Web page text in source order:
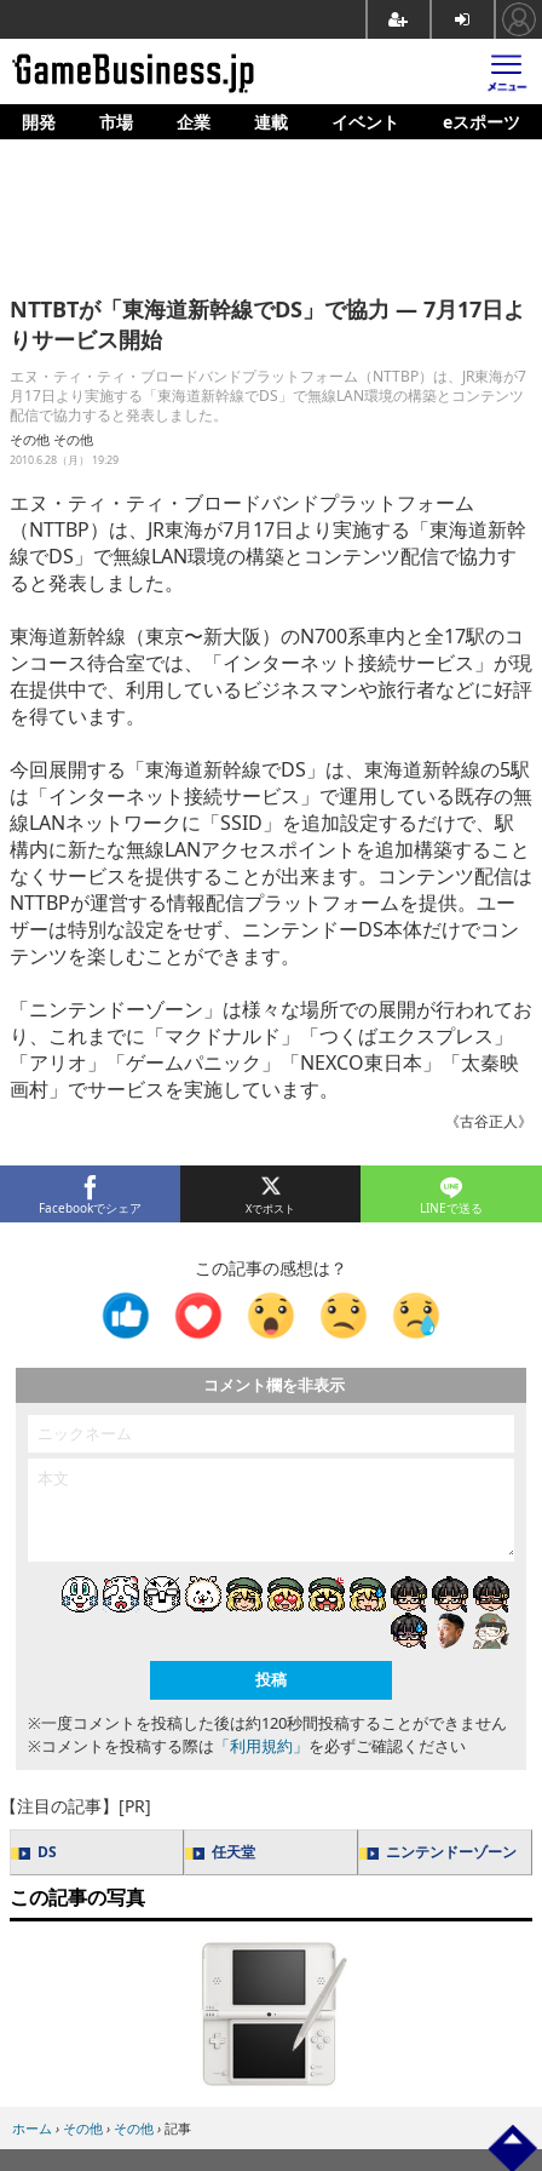
ホーム
企業動向
人材育成
産業政策
連載
イベント/セミナー
eスポーツ
開発 市場 企業 連載 イベント eスポーツ
NTTBTが「東海道新幹線でDS」で協力 ― 7月17日よ
りサービス開始
エヌ・ティ・ティ・ブロードバンドプラットフォーム（NTTBP）は、JR東海が7
月17日より実施する「東海道新幹線でDS」で無線LAN環境の構築とコンテンツ
配信で協力すると発表しました。
その他 その他
2010.6.28（月） 19:29
エヌ・ティ・ティ・ブロードバンドプラットフォーム
（NTTBP）は、JR東海が7月17日より実施する「東海道新幹
線でDS」で無線LAN環境の構築とコンテンツ配信で協力す
ると発表しました。
東海道新幹線（東京〜新大阪）のN700系車内と全17駅のコ
ンコース待合室では、「インターネット接続サービス」が現
在提供中で、利用しているビジネスマンや旅行者などに好評
を得ています。
今回展開する「東海道新幹線でDS」は、東海道新幹線の5駅
は「インターネット接続サービス」で運用している既存の無
線LANネットワークに「SSID」を追加設定するだけで、駅
構内に新たな無線LANアクセスポイントを追加構築すること
なくサービスを提供することが出来ます。コンテンツ配信は
NTTBPが運営する情報配信プラットフォームを提供。ユー
ザーは特別な設定をせず、ニンテンドーDS本体だけでコン
テンツを楽しむことができます。
「ニンテンドーゾーン」は様々な場所での展開が行われてお
り、これまでに「マクドナルド」「つくばエクスプレス」
「アリオ」「ゲームパニック」「NEXCO東日本」「太秦映
画村」でサービスを実施しています。
《古谷正人》
Facebookでシェア LINEで送る
この記事の感想は？
コメント欄を非表示
※一度コメントを投稿した後は約120秒間投稿することができません
※コメントを投稿する際は 「利用規約」 を必ずご確認ください
【注目の記事】[PR]
DS 任天堂 ニンテンドーゾーン
この記事の写真
ホーム › その他 › その他 › 記事